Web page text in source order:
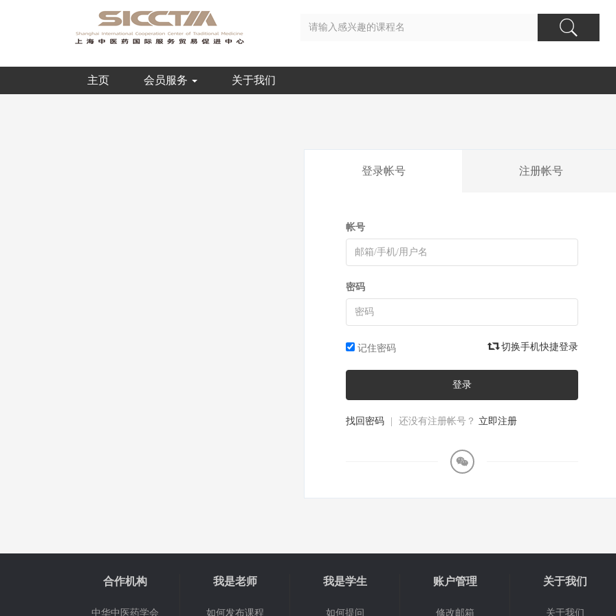
主页 会员服务 关于我们
登录帐号 注册帐号
帐号
密码
记住密码 切换手机快捷登录
登录
找回密码 还没有注册帐号？ 立即注册
合作机构
中华中医药学会
我是老师
如何发布课程
我是学生
如何提问
账户管理
修改邮箱
关于我们
关于我们